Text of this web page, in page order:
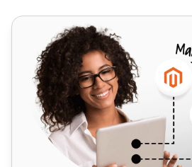
ExpressionEngine